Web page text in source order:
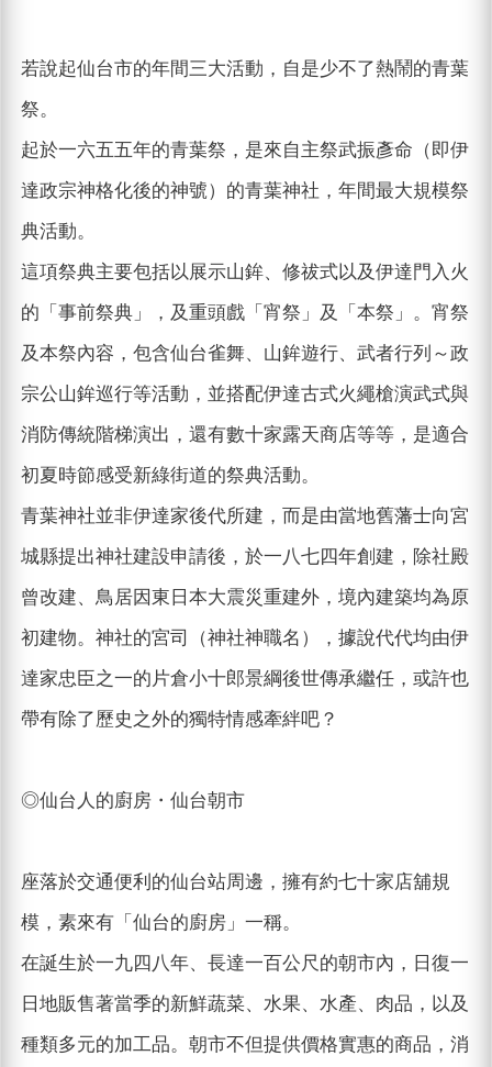
若說起仙台市的年間三大活動，自是少不了熱鬧的青葉
祭。
起於一六五五年的青葉祭，是來自主祭武振彥命（即伊
達政宗神格化後的神號）的青葉神社，年間最大規模祭
典活動。
這項祭典主要包括以展示山鉾、修祓式以及伊達門入火
的「事前祭典」，及重頭戲「宵祭」及「本祭」。宵祭
及本祭內容，包含仙台雀舞、山鉾遊行、武者行列～政
宗公山鉾巡行等活動，並搭配伊達古式火繩槍演武式與
消防傳統階梯演出，還有數十家露天商店等等，是適合
初夏時節感受新綠街道的祭典活動。
青葉神社並非伊達家後代所建，而是由當地舊藩士向宮
城縣提出神社建設申請後，於一八七四年創建，除社殿
曾改建、鳥居因東日本大震災重建外，境內建築均為原
初建物。神社的宮司（神社神職名），據說代代均由伊
達家忠臣之一的片倉小十郎景綱後世傳承繼任，或許也
帶有除了歷史之外的獨特情感牽絆吧？
◎仙台人的廚房・仙台朝市
座落於交通便利的仙台站周邊，擁有約七十家店舖規
模，素來有「仙台的廚房」一稱。
在誕生於一九四八年、長達一百公尺的朝市內，日復一
日地販售著當季的新鮮蔬菜、水果、水產、肉品，以及
種類多元的加工品。朝市不但提供價格實惠的商品，消